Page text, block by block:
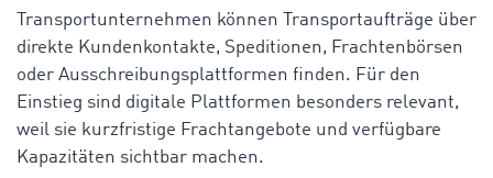
Transportunternehmen können Transportaufträge über
direkte Kundenkontakte, Speditionen, Frachtenbörsen
oder Ausschreibungsplattformen finden. Für den
Einstieg sind digitale Plattformen besonders relevant,
weil sie kurzfristige Frachtangebote und verfügbare
Kapazitäten sichtbar machen.